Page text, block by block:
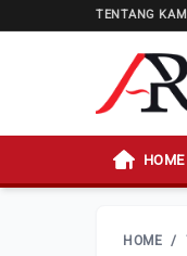
TENTANG
HOME
HOME /